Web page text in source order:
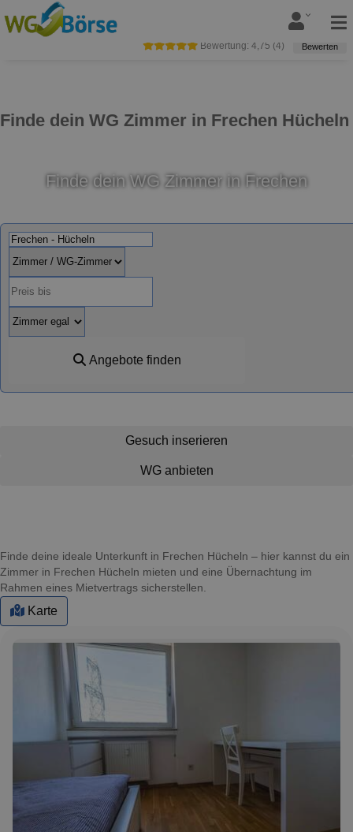
Finde dein WG Zimmer in Frechen Hücheln
Bewertung: 4,75 (4) Bewerten
Finde dein WG Zimmer in Frechen
Angebote finden
Gesuch inserieren
WG anbieten
Finde deine ideale Unterkunft in Frechen Hücheln – hier kannst du ein
Zimmer in Frechen Hücheln mieten und eine Übernachtung im
Rahmen eines Mietvertrags sicherstellen.
Karte